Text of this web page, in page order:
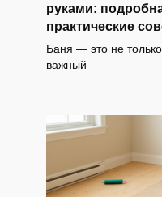
руками:
практические
Баня — это не
важный